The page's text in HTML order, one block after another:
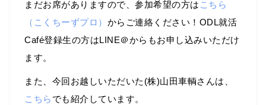
まだお席がありますので、参加希望の方は こちら
（こくちーずプロ） からご連絡ください！ODL就活
Café登録生の方はLINE＠からもお申し込みいただけ
ます。
また、今回お越しいただいた(株)山田車輌さんは、
こちら でも紹介しています。